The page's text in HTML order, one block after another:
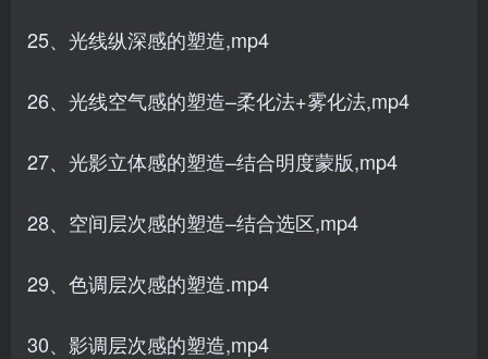
25、光线纵深感的塑造,mp4
26、光线空气感的塑造–柔化法+雾化法,mp4
27、光影立体感的塑造–结合明度蒙版,mp4
28、空间层次感的塑造–结合选区,mp4
29、色调层次感的塑造.mp4
30、影调层次感的塑造,mp4